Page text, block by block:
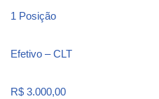
1 Posição
Efetivo – CLT
R$ 3.000,00